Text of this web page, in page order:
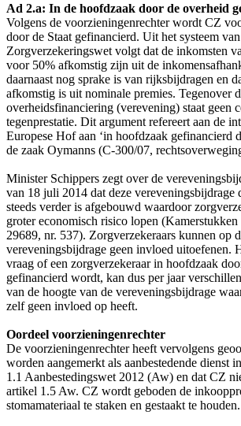
Ad 2.a: In de hoofdzaak door de overheid
Volgens de voorzieningenrechter wordt CZ
door de Staat gefinancierd. Uit het systeem
Zorgverzekeringswet volgt dat de inkomsten
voor 50% afkomstig zijn uit de
daarnaast nog sprake is van rijksbijdragen en
afkomstig is uit nominale premies. Tegenover
overheidsfinanciering (verevening) staat geen
tegenprestatie. Dit argument refereert aan de
Europese Hof aan ‘in hoofdzaak gefinancierd
de zaak Oymanns (C-300/07,
Minister Schippers zegt over de
van 18 juli 2014 dat deze vereveningsbijdrage
steeds verder is afgebouwd waardoor
groter economisch risico lopen
29689, nr. 537). Zorgverzekeraars kunnen op
vereveningsbijdrage geen invloed uitoefenen.
vraag of een zorgverzekeraar in hoofdzaak
gefinancierd wordt, kan dus per jaar
van de hoogte van de vereveningsbijdrage
zelf geen invloed op heeft.
Oordeel voorzieningenrechter
De voorzieningenrechter heeft vervolgens
worden aangemerkt als aanbestedende dienst
1.1 Aanbestedingswet 2012 (Aw) en dat CZ
artikel 1.5 Aw. CZ wordt geboden de
stomamateriaal te staken en gestaakt te houden.